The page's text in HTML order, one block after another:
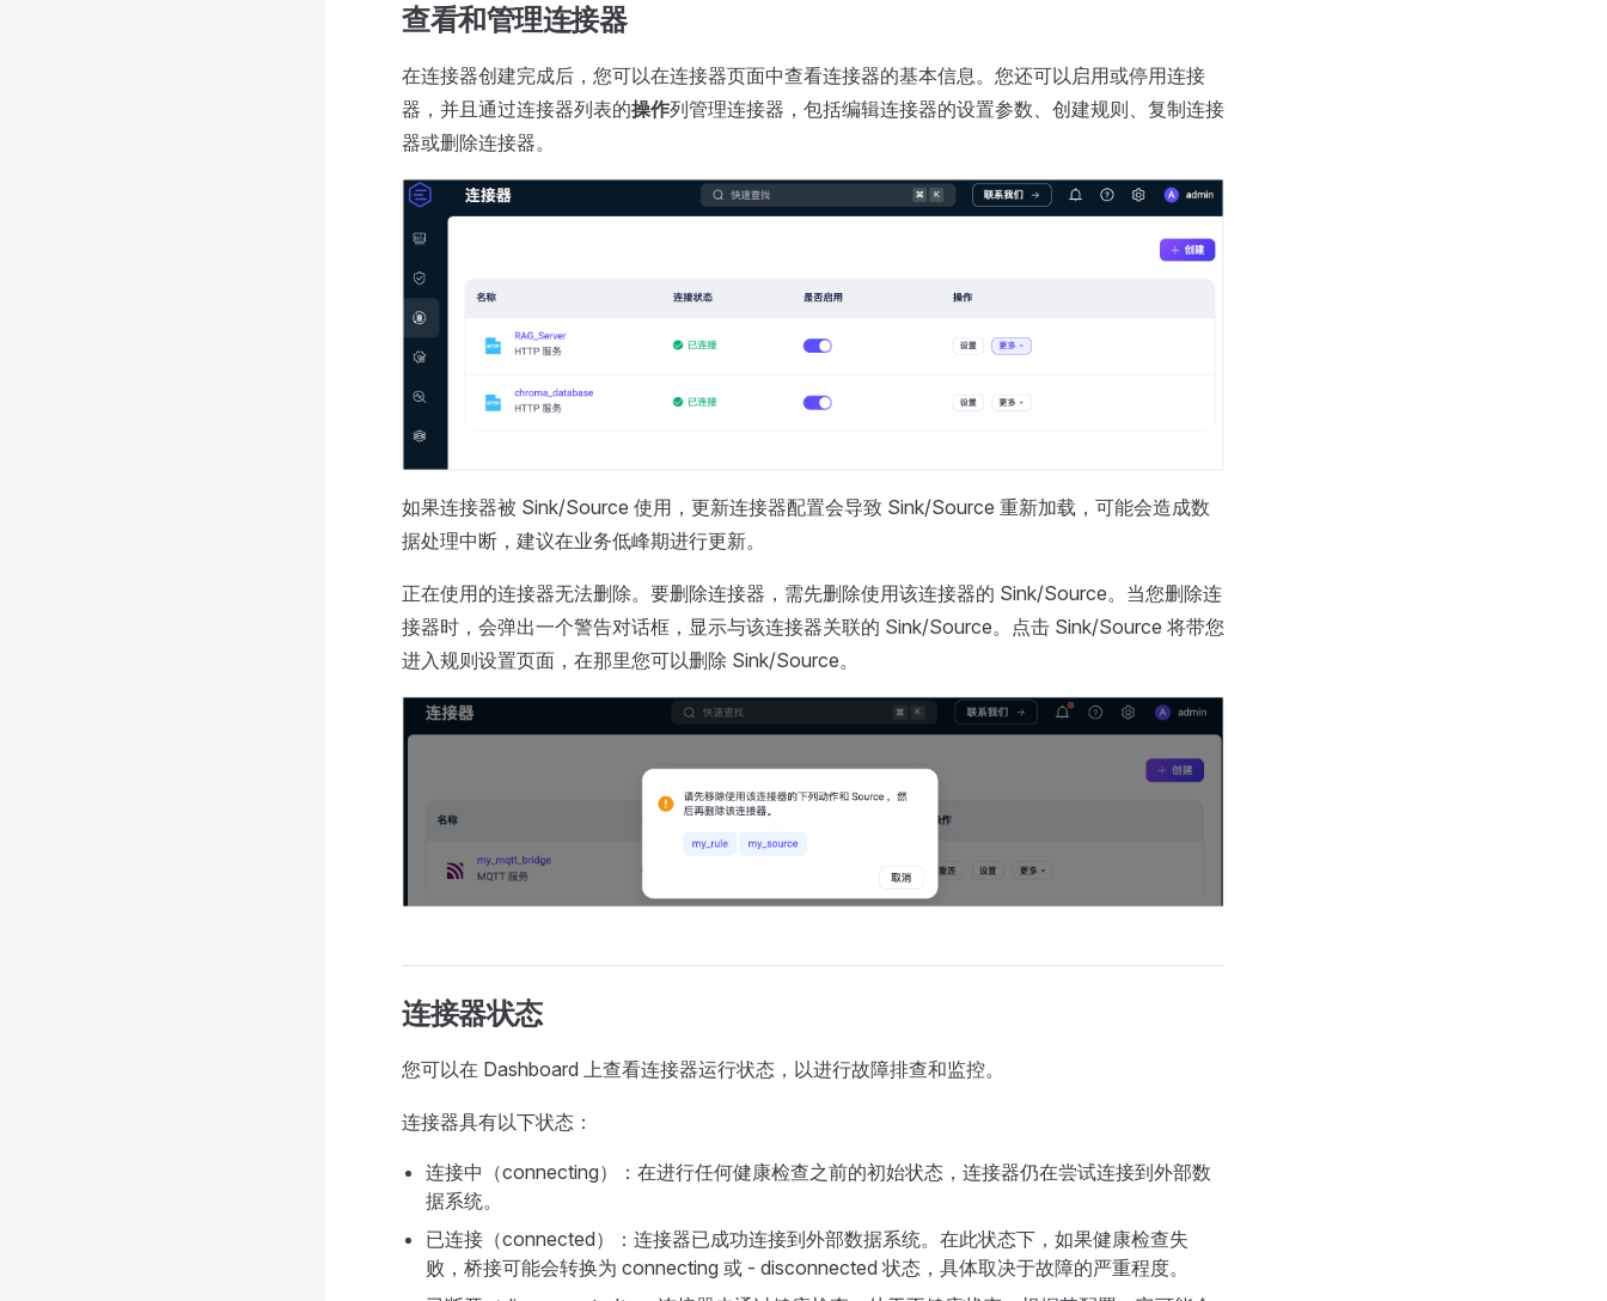
查看和管理连接器
在连接器创建完成后，您可以在连接器页面中查看连接器的基本信息。您还可以启用或停用连接
器，并且通过连接器列表的操作列管理连接器，包括编辑连接器的设置参数、创建规则、复制连接
器或删除连接器。
如果连接器被 Sink/Source 使用，更新连接器配置会导致 Sink/Source 重新加载，可能会造成数
据处理中断，建议在业务低峰期进行更新。
正在使用的连接器无法删除。要删除连接器，需先删除使用该连接器的 Sink/Source。当您删除连
接器时，会弹出一个警告对话框，显示与该连接器关联的 Sink/Source。点击 Sink/Source 将带您
进入规则设置页面，在那里您可以删除 Sink/Source。
连接器状态
您可以在 Dashboard 上查看连接器运行状态，以进行故障排查和监控。
连接器具有以下状态：
连接中（connecting）：在进行任何健康检查之前的初始状态，连接器仍在尝试连接到外部数
据系统。
已连接（connected）：连接器已成功连接到外部数据系统。在此状态下，如果健康检查失
败，桥接可能会转换为 connecting 或 - disconnected 状态，具体取决于故障的严重程度。